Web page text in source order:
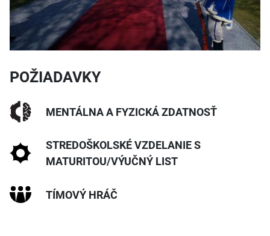
POŽIADAVKY
MENTÁLNA A FYZICKÁ ZDATNOSŤ
STREDOŠKOLSKÉ VZDELANIE S
MATURITOU/VÝUČNÝ LIST
TÍMOVÝ HRÁČ